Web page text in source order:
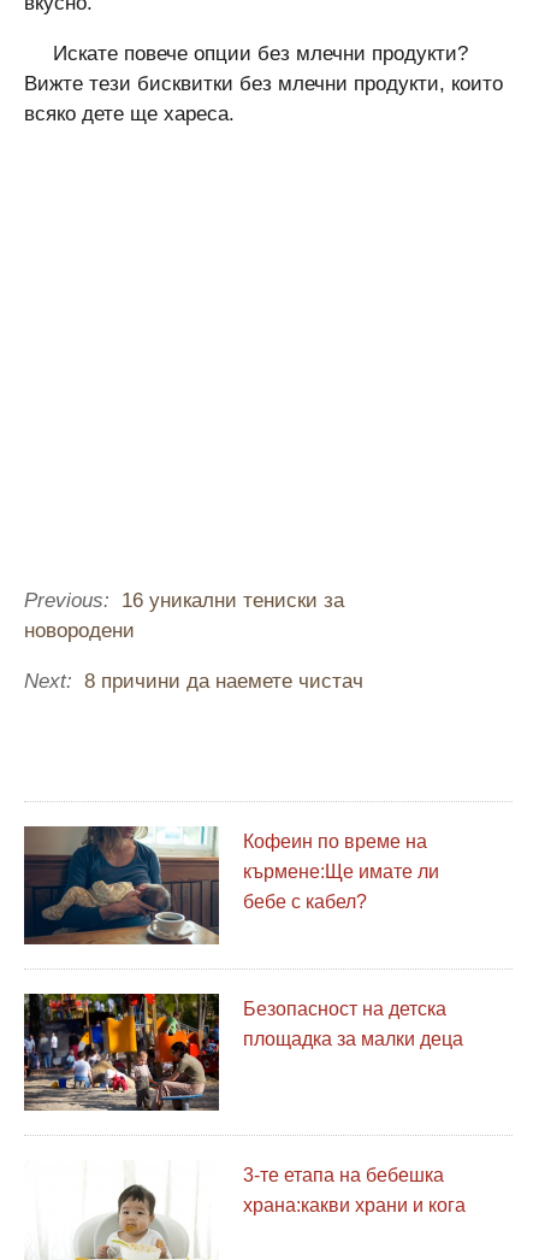
Искате повече опции без млечни продукти?
Вижте тези бисквитки без млечни продукти, които
всяко дете ще хареса.
Previous:
16 уникални тениски за
новородени
Next: 8 причини да наемете чистач
Кофеин по време на
кърмене:Ще имате ли
бебе с кабел?
Безопасност на детска
площадка за малки деца
3-те етапа на бебешка
храна:какви храни и кога